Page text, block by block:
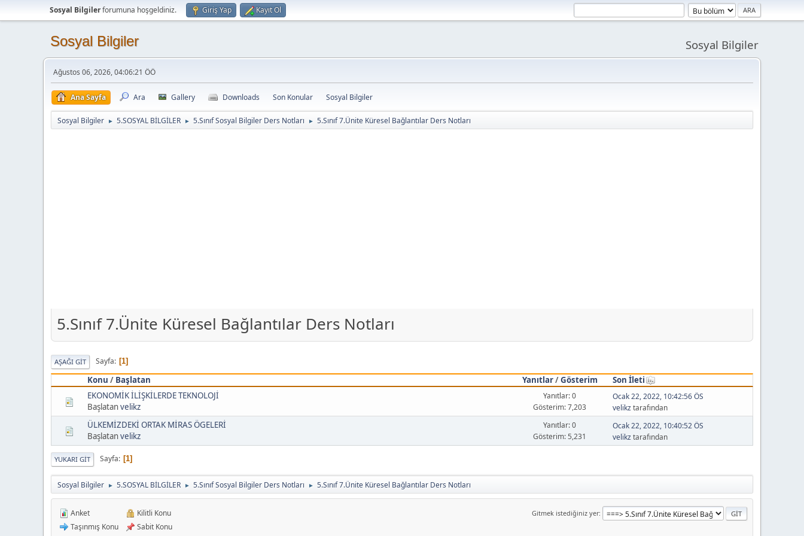
Sosyal Bilgilerforumuna hoşgeldiniz. Giriş Yap Kayıt Ol
Sosyal Bilgiler Sosyal Bilgiler
Ağustos 06, 2026, 04:06:21 ÖÖ
Ana Sayfa Ara Gallery Downloads Son Konular Sosyal Bilgiler
Sosyal Bilgiler ► 5.SOSYAL BİLGİLER ► 5.Sınıf Sosyal Bilgiler Ders Notları ► 5.Sınıf 7.Ünite Küresel Bağlantılar Ders Notları
5.Sınıf 7.Ünite Küresel Bağlantılar Ders Notları
AŞAĞI GIT Sayfa 1
Konu / Başlatan Yanıtlar/Gösterim
Son İleti
EKONOMİK İLİŞKİLERDE TEKNOLOJİ
Başlatanvelikz
Yanıtlar: 0
Gösterim: 7,203
Ocak 22, 2022, 10:42:56 ÖS
velikztarafından
ÜLKEMİZDEKİ ORTAK MİRAS ÖGELERİ
Başlatanvelikz
Yanıtlar: 0
Gösterim: 5,231
Ocak 22, 2022, 10:40:52 ÖS
velikztarafından
YUKARI GIT Sayfa 1
Sosyal Bilgiler ► 5.SOSYAL BİLGİLER ► 5.Sınıf Sosyal Bilgiler Ders Notları ► 5.Sınıf 7.Ünite Küresel Bağlantılar Ders Notları
Gitmek istediğiniz yer
Anket
Taşınmış Konu
Kilitli Konu
Sabit Konu